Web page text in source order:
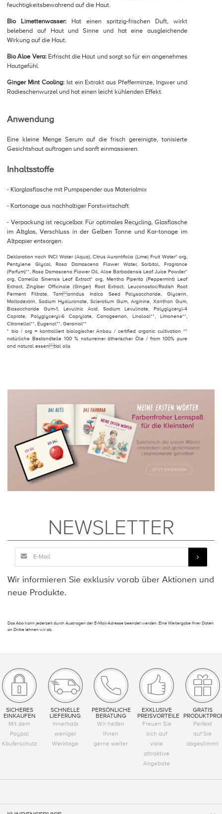
feuchtigkeitsbewahrend auf die Haut.
Bio Limettenwasser: Hat einen spritzig-frischen Duft, wirkt
belebend auf Haut und Sinne und hat eine ausgleichende
Wirkung auf die Haut.
Bio Aloe Vera:Erfrischt die Haut und sorgt so für ein angenehmes
Hautgefühl.
Ginger Mint Cooling:Ist ein Extrakt aus Pfefferminze, Ingwer und
Radieschenwurzel und hat einen leicht kühlenden Effekt.
Anwendung
Eine kleine Menge Serum auf die frisch gereinigte, tonisierte
Gesichtshaut auftragen und sanft einmassieren.
Inhaltsstoffe
- Klarglasflasche mit Pumpspender aus Materialmix
- Kartonage aus nachhaltiger Forstwirtschaft
- Verpackung ist recycelbar. Für optimales Recycling, Glasflasche
im Altglas, Verschluss in der Gelben Tonne und Kar-tonage im
Altpapier entsorgen.
Deklaration nach INCI: Water (Aqua), Citrus Aurantifolia (Lime) Fruit Water* org,
Pentylene Glycol, Rosa Damascena Flower Water, Sorbitol, Fragrance
(Parfum)**, Rosa Damascena Flower Oil, Aloe Barbadensis Leaf Juice Powder*
org, Camellia Sinensis Leaf Extract* org, Mentha Piperita (Peppermint) Leaf
Extract, Zingiber Officinale (Ginger) Root Extract, Leuconostoc/Radish Root
Ferment Filtrate, Tamarindus Indica Seed Polysaccharide, Glycerin,
Maltodextrin, Sodium Hyaluronate, Sclerotium Gum, Arginine, Xanthan Gum,
Biosaccharide Gum-1, Levulinic Acid, Sodium Levulinate, Polyglyceryl-4
Caprate, Polyglyceryl-6 Caprylate, Carrageenan, Linalool**, Limonene**,
Citronellol**, Eugenol**, Geraniol**
* bio / org = kontrolliert biologischer Anbau / certified organic cultivation **
natürliche Bestandteile 100 % naturreiner ätherischer Öle / from 100% pure
and natural essential oils
NEWSLETTER
Wir informieren Sie exklusiv vorab über Aktionen und
neue Produkte.
Das Abo kann jederzeit durch Austragen der E-Mail-Adresse beendet werden. Eine Weitergabe Ihrer Daten
an Dritte lehnen wir ab.
SICHERES
EINKAUFEN
Mit dem
Paypal
Käuferschutz
SCHNELLE
LIEFERUNG
Innerhalb
weniger
Werktage
PERSÖNLICHE
BERATUNG
Wir helfen
Ihnen
gerne weiter
EXKLUSIVE
PREISVORTEILE
Freuen Sie
sich auf
viele
attraktive
Angebote
GRATIS
Perfekt
auf Sie
abgestimmt